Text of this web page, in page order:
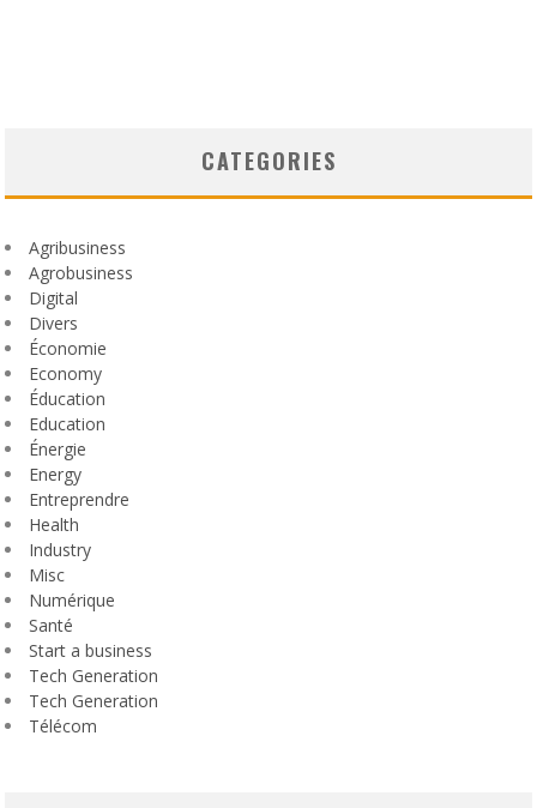
CATEGORIES
Agribusiness
Agrobusiness
Digital
Divers
Économie
Economy
Éducation
Education
Énergie
Energy
Entreprendre
Health
Industry
Misc
Numérique
Santé
Start a business
Tech Generation
Tech Generation
Télécom